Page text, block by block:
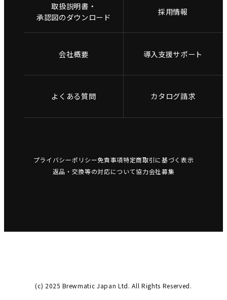
取扱説明書・
承認図のダウンロード
採用情報
会社概要 導入支援サポート
よくある質問 カタログ請求
プライバシーポリシー免責事項特定商取引に基づく表示
返品・交換等の対応について協力会社募集
(c) 2025 Brewmatic Japan Ltd. All Rights Reserved.